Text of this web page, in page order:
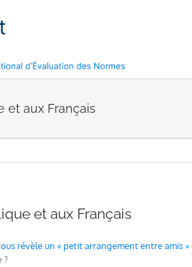
et aux Français
et aux Français
révèle un « petit arrangement entre amis »
?